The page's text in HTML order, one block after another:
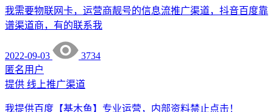
我需要物联网卡，运营商靓号的信息流推广渠道，抖音百度靠
谱渠道商，有的联系我
2022-09-03
3734
匿名用户
提供 线上推广渠道
我提供百度【基木鱼】专业运营，内部资料禁止点击！